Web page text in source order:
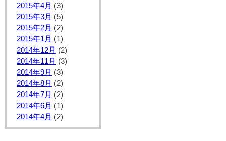
2015年4月 (3)
2015年3月 (5)
2015年2月 (2)
2015年1月 (1)
2014年12月 (2)
2014年11月 (3)
2014年9月 (3)
2014年8月 (2)
2014年7月 (2)
2014年6月 (1)
2014年4月 (2)